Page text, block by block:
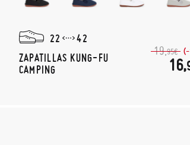
22
42
ZAPATILLAS KUNG-FU
CAMPING
19,95€ (-
16,